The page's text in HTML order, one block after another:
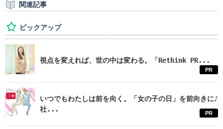
関連記事
ピックアップ
視点を変えれば、世の中は変わる。「Rethink PR...
PR
いつでもわたしは前を向く。「女の子の日」を前向きに♪
社...
PR